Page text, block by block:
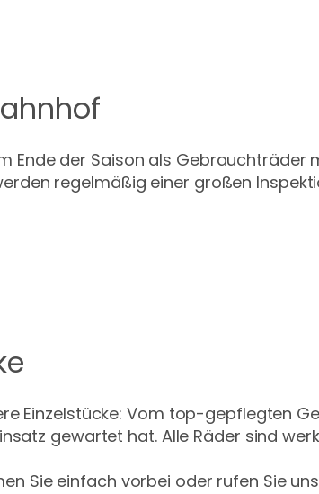
Ende der Saison als
regelmäßig einer großen
Einzelstücke: Vom top-gepflegten
gewartet hat. Alle Räder sind
Sie einfach vorbei oder rufen Sie